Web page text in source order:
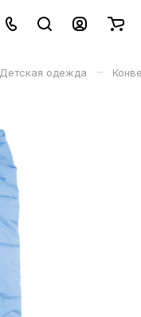
Детская одежда –